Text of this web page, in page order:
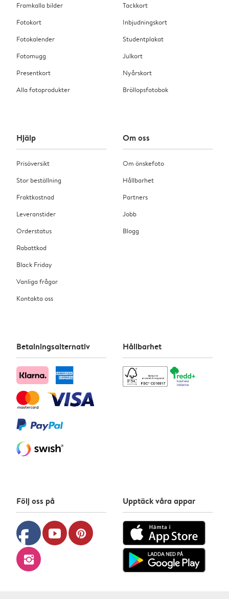
Framkalla bilder
Fotokort
Fotokalender
Fotomugg
Presentkort
Alla fotoprodukter
Tackkort
Inbjudningskort
Studentplakat
Julkort
Nyårskort
Bröllopsfotobok
Hjälp
Prisöversikt
Stor beställning
Fraktkostnad
Leveranstider
Orderstatus
Rabattkod
Black Friday
Vanliga frågor
Kontakta oss
Om oss
Om önskefoto
Hållbarhet
Partners
Jobb
Blogg
Betalningsalternativ Hållbarhet
Följ oss på
facebook youtube pinterest
instagram
Upptäck våra appar